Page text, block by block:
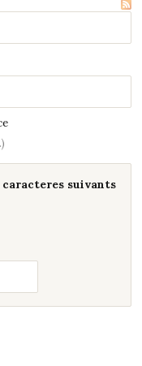
suivants